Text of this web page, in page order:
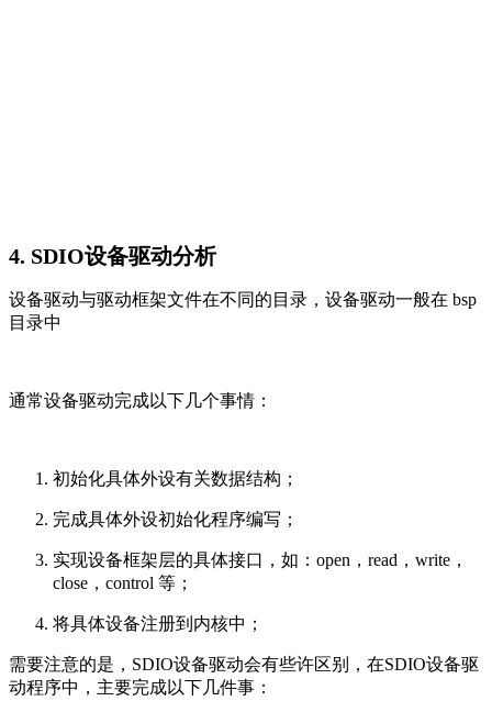
4. SDIO设备驱动分析
设备驱动与驱动框架文件在不同的目录，设备驱动一般在 bsp
目录中
通常设备驱动完成以下几个事情：
初始化具体外设有关数据结构；
完成具体外设初始化程序编写；
实现设备框架层的具体接口，如：open，read，write，
close，control 等；
将具体设备注册到内核中；
需要注意的是，SDIO设备驱动会有些许区别，在SDIO设备驱
动程序中，主要完成以下几件事：